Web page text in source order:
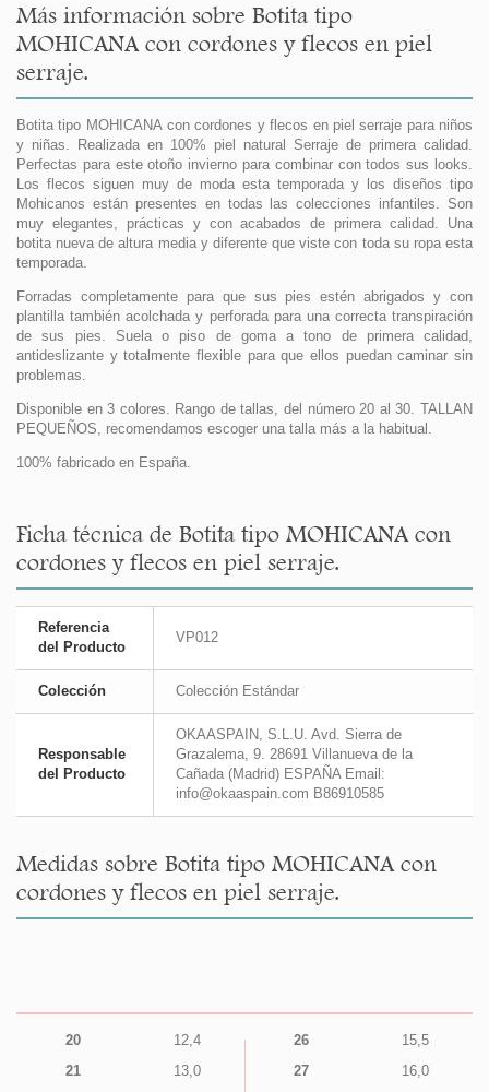
Más información sobre Botita tipo
MOHICANA con cordones y flecos en piel
serraje.
Botita tipo MOHICANA con cordones y flecos en piel serraje para niños
y niñas. Realizada en 100% piel natural Serraje de primera calidad.
Perfectas para este otoño invierno para combinar con todos sus looks.
Los flecos siguen muy de moda esta temporada y los diseños tipo
Mohicanos están presentes en todas las colecciones infantiles. Son
muy elegantes, prácticas y con acabados de primera calidad. Una
botita nueva de altura media y diferente que viste con toda su ropa esta
temporada.
Forradas completamente para que sus pies estén abrigados y con
plantilla también acolchada y perforada para una correcta transpiración
de sus pies. Suela o piso de goma a tono de primera calidad,
antideslizante y totalmente flexible para que ellos puedan caminar sin
problemas.
Disponible en 3 colores. Rango de tallas, del número 20 al 30. TALLAN
PEQUEÑOS, recomendamos escoger una talla más a la habitual.
100% fabricado en España.
Ficha técnica de Botita tipo MOHICANA con
cordones y flecos en piel serraje.
Referencia
del Producto
VP012
Colección Colección Estándar
Responsable
del Producto
OKAASPAIN, S.L.U. Avd. Sierra de
Grazalema, 9. 28691 Villanueva de la
Cañada (Madrid) ESPAÑA Email:
info@okaaspain.com B86910585
Medidas sobre Botita tipo MOHICANA con
cordones y flecos en piel serraje.
20
12,4
21
13,0
26
15,5
27
16,0